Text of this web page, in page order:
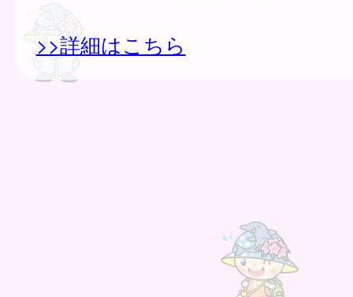
>>詳細はこちら